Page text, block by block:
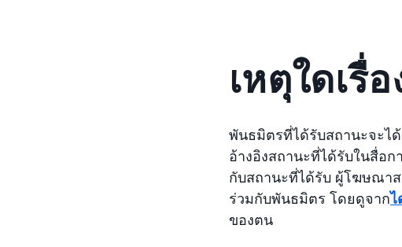
เหตุใดเรื่
พันธมิตรที่ได้รับสถานะจะไ
อ้างอิงสถานะที่ได้รับในสื่อ
กับสถานะที่ได้รับ ผู้โฆษณา
ร่วมกับพันธมิตร โดยดูจากไ
ของตน